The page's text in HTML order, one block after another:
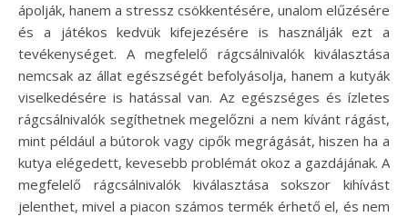
ápolják, hanem a stressz csökkentésére, unalom elűzésére
és a játékos kedvük kifejezésére is használják ezt a
tevékenységet. A megfelelő rágcsálnivalók kiválasztása
nemcsak az állat egészségét befolyásolja, hanem a kutyák
viselkedésére is hatással van. Az egészséges és ízletes
rágcsálnivalók segíthetnek megelőzni a nem kívánt rágást,
mint például a bútorok vagy cipők megrágását, hiszen ha a
kutya elégedett, kevesebb problémát okoz a gazdájának. A
megfelelő rágcsálnivalók kiválasztása sokszor kihívást
jelenthet, mivel a piacon számos termék érhető el, és nem